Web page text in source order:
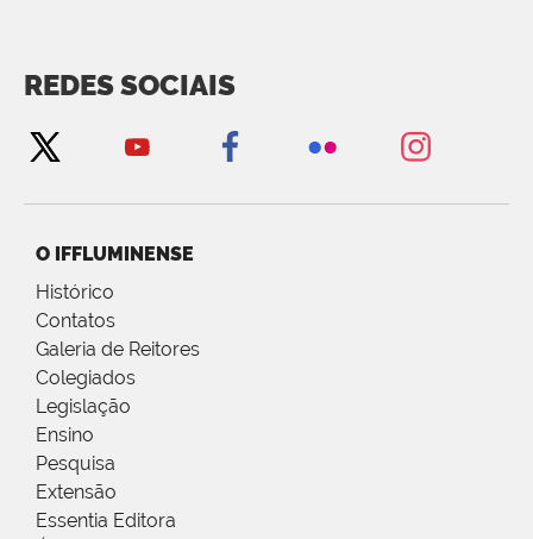
REDES SOCIAIS
O IFFLUMINENSE
Histórico
Contatos
Galeria de Reitores
Colegiados
Legislação
Ensino
Pesquisa
Extensão
Essentia Editora